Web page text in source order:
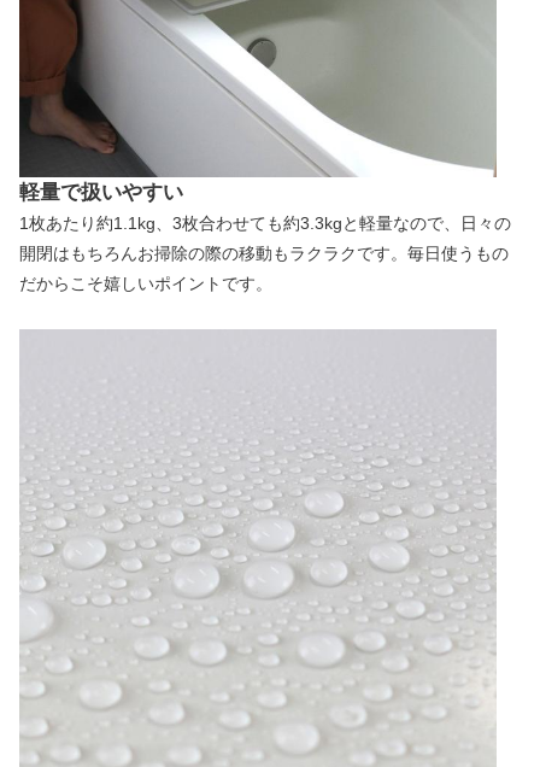
軽量で扱いやすい
1枚あたり約1.1kg、3枚合わせても約3.3kgと軽量なので、日々の
開閉はもちろんお掃除の際の移動もラクラクです。毎日使うもの
だからこそ嬉しいポイントです。